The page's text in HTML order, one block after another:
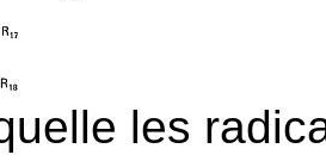
les